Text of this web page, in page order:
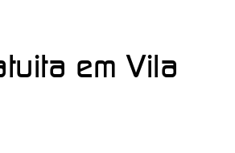
em Vila